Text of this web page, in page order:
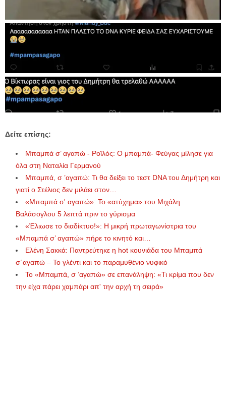
Δείτε επίσης:
Μπαμπά σ’ αγαπώ - Ροϊλός: Ο μπαμπά- Φεύγας μίλησε για
όλα στη Ναταλία Γερμανού
Μπαμπά, σ ’αγαπώ: Τι θα δείξει το τεστ DNA του Δημήτρη και
γιατί ο Στέλιος δεν μιλάει στον…
«Μπαμπά σ' αγαπώ»: Το «ατύχημα» του Μιχάλη
Βαλάσογλου 5 λεπτά πριν το γύρισμα
«Έλιωσε το διαδίκτυο!»: Η μικρή πρωταγωνίστρια του
«Μπαμπά σ’ αγαπώ» πήρε το κινητό και…
Ελένη Σακκά: Παντρεύτηκε η hot κουνιάδα του Μπαμπά
σ΄αγαπώ – Το γλέντι και το παραμυθένιο νυφικό
Το «Μπαμπά, σ ’αγαπώ» σε επανάληψη: «Τι κρίμα που δεν
την είχα πάρει χαμπάρι απ' την αρχή τη σειρά»